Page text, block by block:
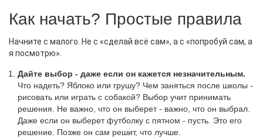
Как начать? Простые правила
Начните с малого. Не с «сделай всё сам», а с «попробуй сам, а
я посмотрю».
Дайте выбор - даже если он кажется незначительным.
Что надеть? Яблоко или грушу? Чем заняться после школы -
рисовать или играть с собакой? Выбор учит принимать
решения. Не важно, что он выберет - важно, что он выбрал.
Даже если он выберет футболку с пятном - пусть. Это его
решение. Позже он сам решит, что лучше.